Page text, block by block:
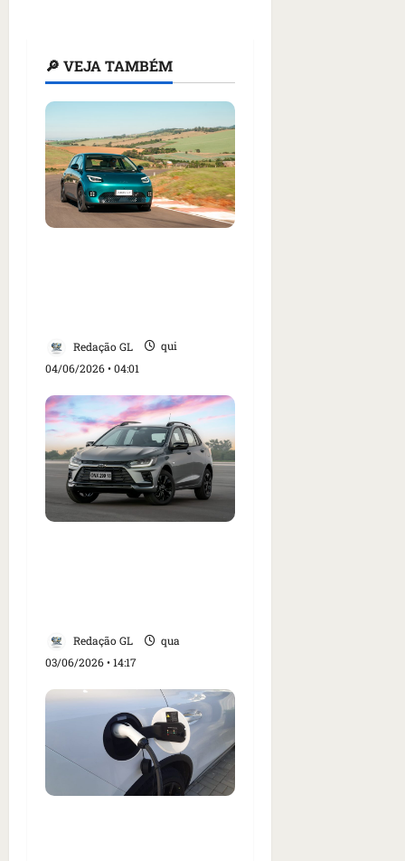
🔎 VEJA TAMBÉM
Redação GL
qui
04/06/2026 • 04:01
Redação GL
qua
03/06/2026 • 14:17